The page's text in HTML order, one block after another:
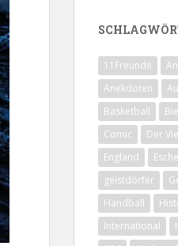
11Freunde
Anekdoten
Basketball
Comic
Der
England
geistdörfer
Handball
International